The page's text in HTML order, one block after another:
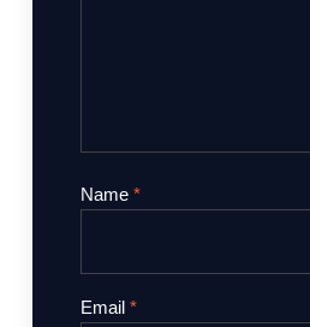
Name *
Email *